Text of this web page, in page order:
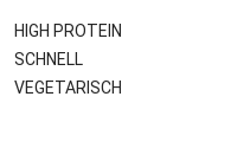
HIGH PROTEIN
SCHNELL
VEGETARISCH